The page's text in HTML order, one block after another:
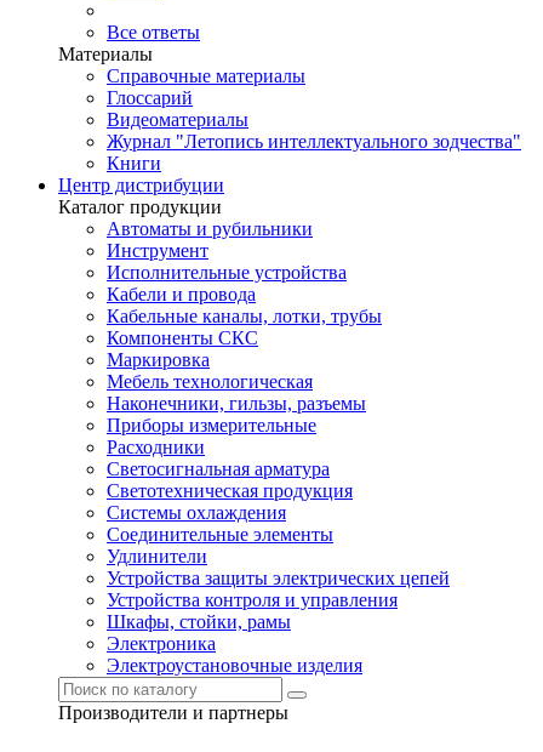
Все ответы
Материалы
Справочные материалы
Глоссарий
Видеоматериалы
Журнал "Летопись интеллектуального зодчества"
Книги
Центр дистрибуции
Каталог продукции
Автоматы и рубильники
Инструмент
Исполнительные устройства
Кабели и провода
Кабельные каналы, лотки, трубы
Компоненты СКС
Маркировка
Мебель технологическая
Наконечники, гильзы, разъемы
Приборы измерительные
Расходники
Светосигнальная арматура
Светотехническая продукция
Системы охлаждения
Соединительные элементы
Удлинители
Устройства защиты электрических цепей
Устройства контроля и управления
Шкафы, стойки, рамы
Электроника
Электроустановочные изделия
Производители и партнеры